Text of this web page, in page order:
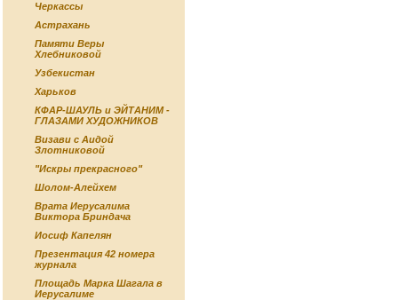
Черкассы
Астрахань
Памяти Веры
Хлебниковой
Узбекистан
Харьков
КФАР-ШАУЛЬ и ЭЙТАНИМ -
ГЛАЗАМИ ХУДОЖНИКОВ
Визави с Аидой
Злотниковой
"Искры прекрасного"
Шолом-Алейхем
Врата Иерусалима
Виктора Бриндача
Иосиф Капелян
Презентация 42 номера
журнала
Площадь Марка Шагала в
Иерусалиме